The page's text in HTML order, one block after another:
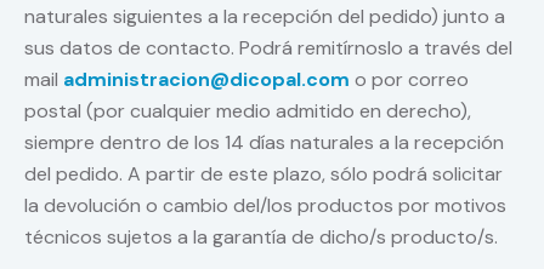
naturales siguientes a la recepción del pedido) junto a
sus datos de contacto. Podrá remitírnoslo a través del
mail administracion@dicopal.com o por correo
postal (por cualquier medio admitido en derecho),
siempre dentro de los 14 días naturales a la recepción
del pedido. A partir de este plazo, sólo podrá solicitar
la devolución o cambio del/los productos por motivos
técnicos sujetos a la garantía de dicho/s producto/s.